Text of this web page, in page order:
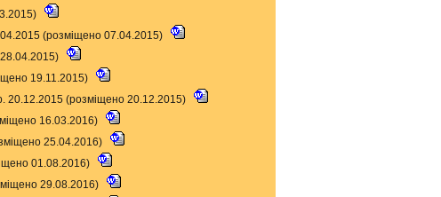
(розміщено 07.04.2015)
19.11.2015)
20.12.2015 (розміщено 20.12.2015)
16.03.2016)
25.04.2016)
01.08.2016)
29.08.2016)